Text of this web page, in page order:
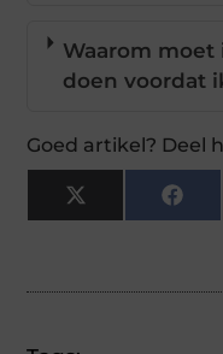
Waarom
doen voordat
Goed artikel? Deel
X
(Twitter)